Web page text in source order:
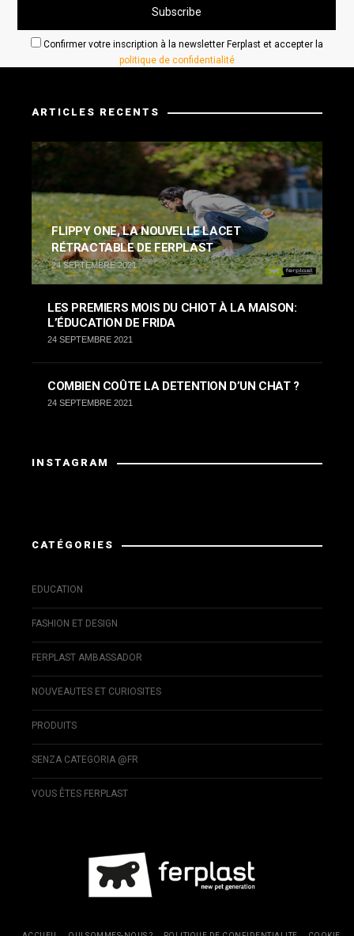
Confirmer votre inscription à la newsletter Ferplast et accepter la
politique de confidentialité
ARTICLES RECENTS
FLIPPY ONE, LA NOUVELLE LACET
RÉTRACTABLE DE FERPLAST
24 SEPTEMBRE 2021
LES PREMIERS MOIS DU CHIOT À LA MAISON:
L’ÉDUCATION DE FRIDA
24 SEPTEMBRE 2021
COMBIEN COÛTE LA DETENTION D’UN CHAT ?
24 SEPTEMBRE 2021
INSTAGRAM
CATÉGORIES
EDUCATION
FASHION ET DESIGN
FERPLAST AMBASSADOR
NOUVEAUTES ET CURIOSITES
PRODUITS
SENZA CATEGORIA @FR
VOUS ÊTES FERPLAST